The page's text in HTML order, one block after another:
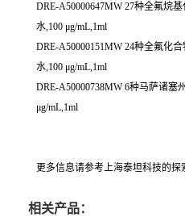
DRE-A50000647MW 27种全氟烷
水,100 μg/mL,1ml
DRE-A50000151MW 24种全氟化
水,100 μg/mL,1ml
DRE-A50000738MW 6种马萨诸塞
μg/mL,1ml
更多信息请参考上海泰坦科技的探
相关产品：